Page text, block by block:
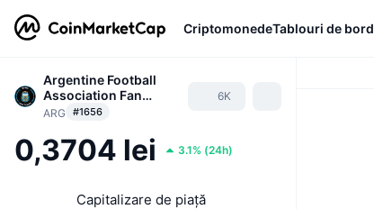
CriptomonedeTablouri de bord
Argentine Football
Association Fan
Token
ARG #1656
6K
0,3704 lei 3.1% (24h)
Capitalizare de piață